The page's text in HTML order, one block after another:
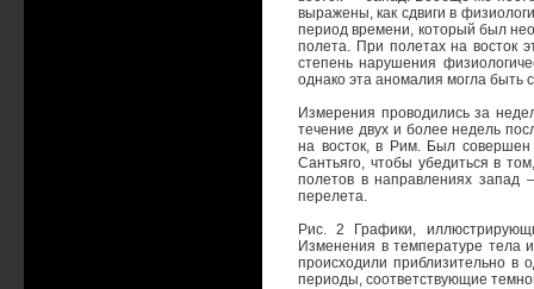
выражены, как сдвиги в
период времени, который был
полета. При полетах на восток
степень нарушения
однако эта аномалия могла быть
Измерения проводились за
течение двух и более недель
на восток, в Рим. Был
Сантьяго, чтобы убедиться в
полетов в направлениях
перелета.
Рис. 2 Графики,
Изменения в температуре тела
происходили приблизительно в
периоды, соответствующие